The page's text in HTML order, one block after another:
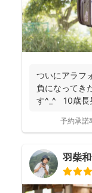
ついにアラフ
負になってき
す^_^ 10歳長
予約承諾
羽柴